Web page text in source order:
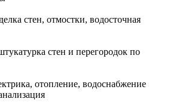
стен, отмостки, водосточная
стен и перегородок по
отопление, водоснабжение